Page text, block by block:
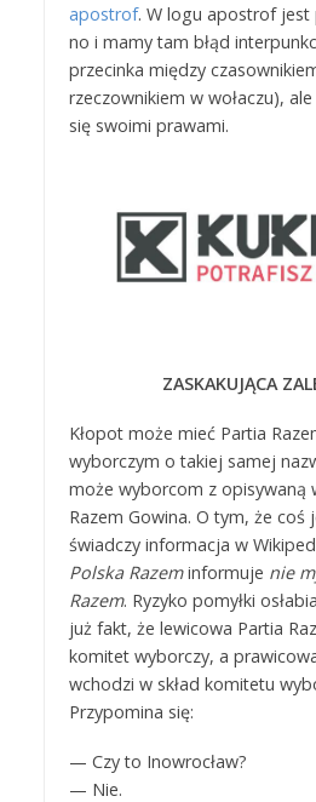
apostrof. W logu apostrof
no i mamy tam błąd
przecinka między
rzeczownikiem w wołaczu),
się swoimi prawami.
ZASKAKUJĄCA
Kłopot może mieć Partia
wyborczym o takiej samej
może wyborcom z opisywaną
Razem Gowina. O tym, że coś
świadczy informacja w
Polska Razeminformuje nie
Razem. Ryzyko pomyłki
już fakt, że lewicowa Partia
komitet wyborczy, a
wchodzi w skład komitetu
Przypomina się:
— Czy to Inowrocław?
— Nie.